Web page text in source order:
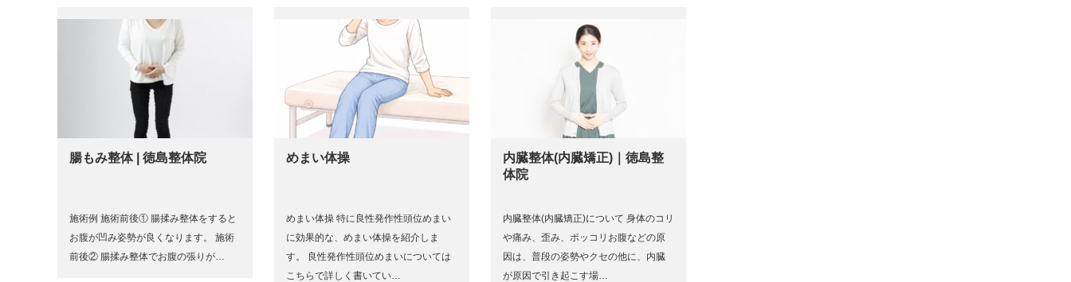
腸もみ整体 | 徳島整体院
施術例 施術前後① 腸揉み整体をすると
お腹が凹み姿勢が良くなります。 施術
前後② 腸揉み整体でお腹の張りが…
めまい体操
めまい体操 特に良性発作性頭位めまい
に効果的な、めまい体操を紹介しま
す。 良性発作性頭位めまいについては
こちらで詳しく書いてい…
内臓整体(内臓矯正)｜徳島整
体院
内臓整体(内臓矯正)について 身体のコリ
や痛み、歪み、ポッコリお腹などの原
因は、普段の姿勢やクセの他に、内臓
が原因で引き起こす場…